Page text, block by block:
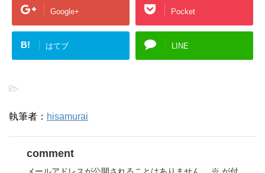
Google+ Pocket
B! はてブ LINE
-
執筆者： hisamurai
comment